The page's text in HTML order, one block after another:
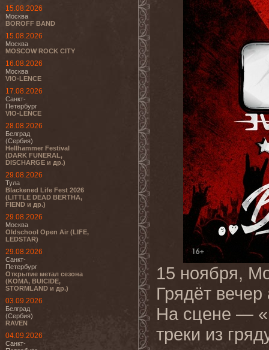
15.08.2026
Москва
BOROFF BAND
15.08.2026
Москва
MOSCOW ROCK CITY
16.08.2026
Москва
VIO-LENCE
17.08.2026
Санкт-
Петербург
VIO-LENCE
28.08.2026
Белград
(Сербия)
Hellhammer Festival
(DARK FUNERAL,
DISCHARGE и др.)
29.08.2026
Тула
Blackened Life Fest 2026
(LITTLE DEAD BERTHA,
FIEND и др.)
29.08.2026
Москва
Oldschool Open Air (LIFE,
LEDSTAR)
29.08.2026
Санкт-
Петербург
Открытие метал сезона
(KOMA, BUICIDE,
STORMLAND и др.)
03.09.2026
Белград
(Сербия)
RAVEN
04.09.2026
Санкт-
15 ноября,
Грядёт
На сцене —
треки из